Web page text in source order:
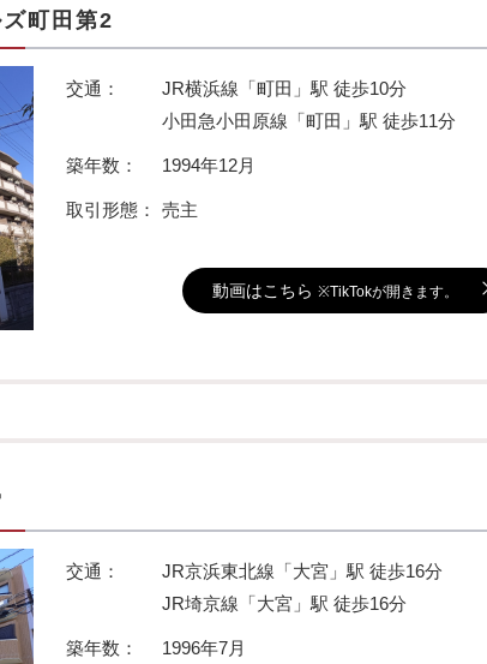
町田第2
交通：
JR横浜線「町田」駅 徒歩10分
小田急小田原線「町田」駅 徒歩11分
築年数： 1994年12月
取引形態： 売主
動画はこちら ※TikTokが開きます。
交通：
JR京浜東北線「大宮」駅 徒歩16分
JR埼京線「大宮」駅 徒歩16分
築年数： 1996年7月